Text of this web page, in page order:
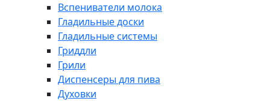
Вспениватели молока
Гладильные доски
Гладильные системы
Гриддли
Грили
Диспенсеры для пива
Духовки